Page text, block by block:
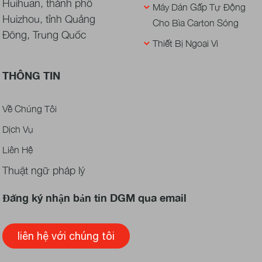
Huihuan, thành phố
Huizhou, tỉnh Quảng
Đông, Trung Quốc
Máy Dán Gấp Tự Động
Cho Bìa Carton Sóng
Thiết Bị Ngoại Vi
THÔNG TIN
Về Chúng Tôi
Dịch Vụ
Liên Hệ
Thuật ngữ pháp lý
Đăng ký nhận bản tin DGM qua email
liên hệ với chúng tôi